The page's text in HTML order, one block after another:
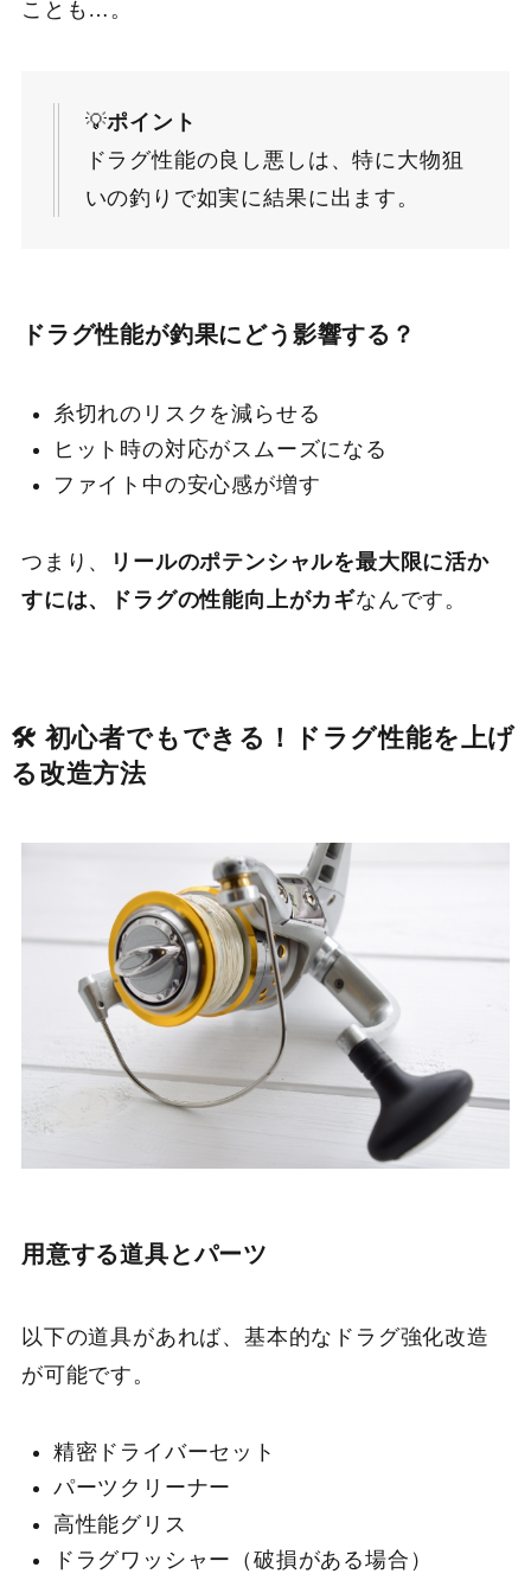
ことも…。
💡ポイント
ドラグ性能の良し悪しは、特に大物狙
いの釣りで如実に結果に出ます。
ドラグ性能が釣果にどう影響する？
糸切れのリスクを減らせる
ヒット時の対応がスムーズになる
ファイト中の安心感が増す
つまり、
リールのポテンシャルを最大限に活か
すには、ドラグの性能向上がカギなんです。
🛠 初心者でもできる！ドラグ性能を上げ
る改造方法
用意する道具とパーツ
以下の道具があれば、基本的なドラグ強化改造
が可能です。
精密ドライバーセット
パーツクリーナー
高性能グリス
ドラグワッシャー（破損がある場合）